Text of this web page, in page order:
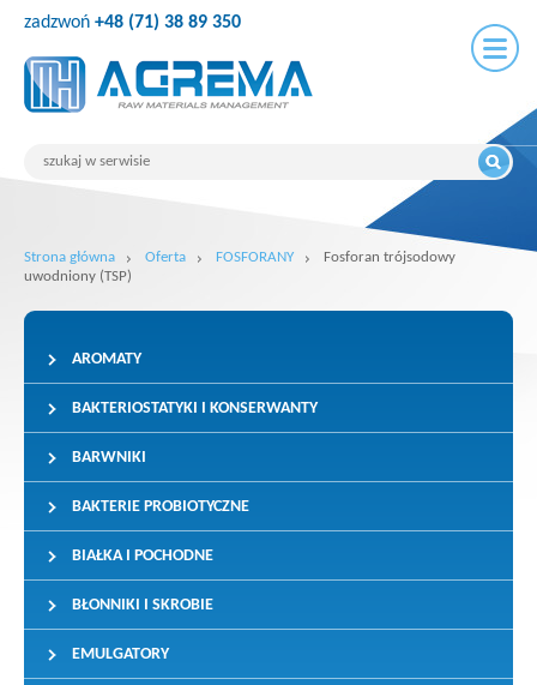
zadzwoń +48 (71) 38 89 350
Strona główna Oferta FOSFORANY
Fosforan trójsodowy
uwodniony (TSP)
AROMATY
BAKTERIOSTATYKI I KONSERWANTY
BARWNIKI
BAKTERIE PROBIOTYCZNE
BIAŁKA I POCHODNE
BŁONNIKI I SKROBIE
EMULGATORY